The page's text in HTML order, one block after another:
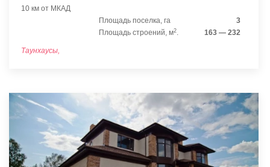
10 км от МКАД
Площадь поселка, га
3
Площадь строений, м2. 163 — 232
Таунхаусы,